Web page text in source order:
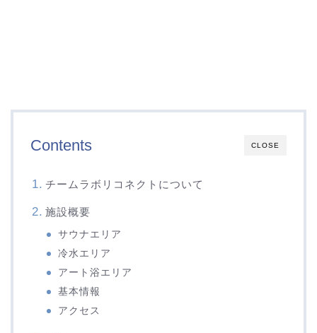
CLOSE
Contents
チームラボリコネクトについて
施設概要
サウナエリア
冷水エリア
アート浴エリア
基本情報
アクセス